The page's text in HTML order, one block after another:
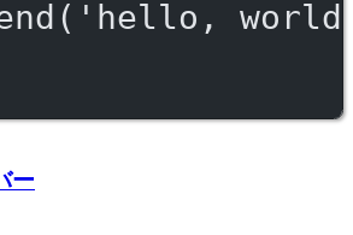
( 'hello,
ー